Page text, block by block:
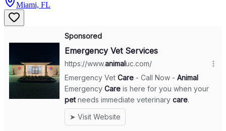
Miami, FL